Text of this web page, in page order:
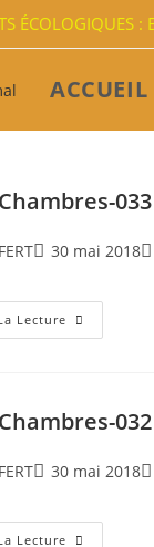
ACCUEIL
033
30 mai 2018
Lecture
032
30 mai 2018
Lecture